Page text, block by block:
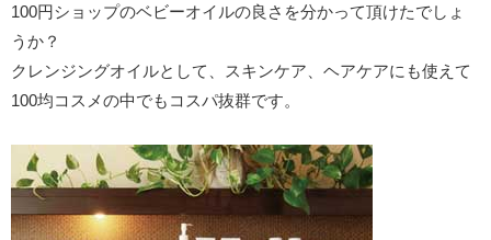
100円ショップのベビーオイルの良さを分かって頂けたでしょ
うか？
クレンジングオイルとして、スキンケア、ヘアケアにも使えて
100均コスメの中でもコスパ抜群です。